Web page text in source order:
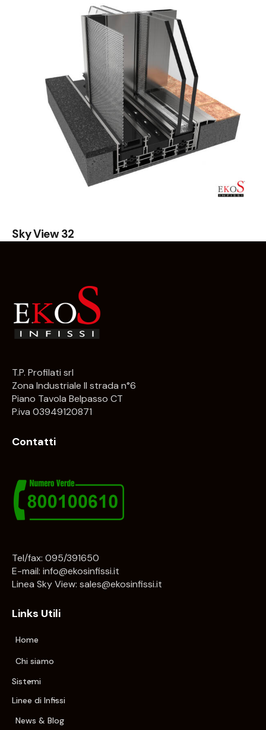
Sky View 32
T.P. Profilati srl
Zona Industriale II strada n°6
Piano Tavola Belpasso CT
P.iva 03949120871
Contatti
Tel/fax: 095/391650
E-mail: info@ekosinfissi.it
Linea Sky View: sales@ekosinfissi.it
Links Utili
Home
Chi siamo
Sistemi
Linee di Infissi
News & Blog